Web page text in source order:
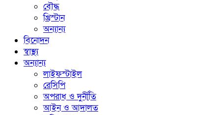
বৌদ্ধ
খ্রিস্টান
অন্যান্য
বিনোদন
স্বাস্থ্য
অন্যান্য
লাইফস্টাইল
রেসিপি
অপরাধ ও দুর্নীতি
আইন ও আদালত